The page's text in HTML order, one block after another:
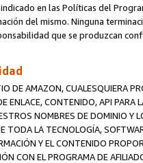
en las Políticas del
del mismo. Ninguna
que se produzcan
DE AMAZON, CUALESQUIERA
ENLACE, CONTENIDO, API
NOMBRES DE DOMINIO Y
TODA LA TECNOLOGÍA,
Y EL CONTENIDO
CON EL PROGRAMA DE